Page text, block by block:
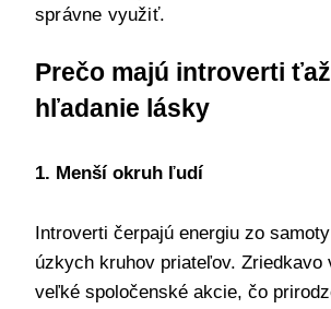
správne využiť.
Prečo majú introverti
hľadanie lásky
1. Menší okruh ľudí
Introverti čerpajú energiu zo
úzkych kruhov priateľov. Zriedkavo
veľké spoločenské akcie, čo